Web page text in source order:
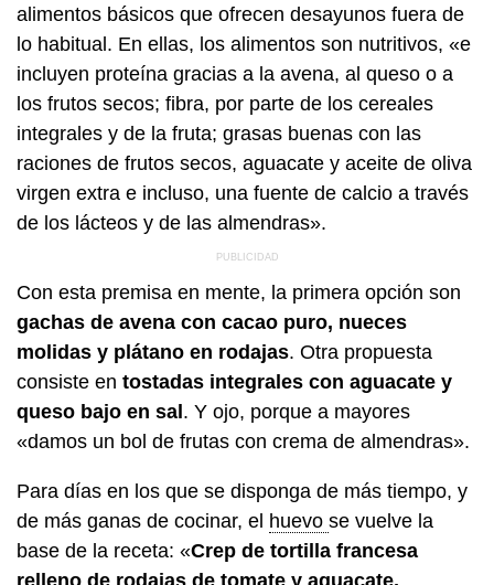
alimentos básicos que ofrecen desayunos fuera de
lo habitual. En ellas, los alimentos son nutritivos, «e
incluyen proteína gracias a la avena, al queso o a
los frutos secos; fibra, por parte de los cereales
integrales y de la fruta; grasas buenas con las
raciones de frutos secos, aguacate y aceite de oliva
virgen extra e incluso, una fuente de calcio a través
de los lácteos y de las almendras».
Con esta premisa en mente, la primera opción son
gachas de avena con cacao puro, nueces
molidas y plátano en rodajas. Otra propuesta
consiste en tostadas integrales con aguacate y
queso bajo en sal. Y ojo, porque a mayores
«damos un bol de frutas con crema de almendras».
Para días en los que se disponga de más tiempo, y
de más ganas de cocinar, el huevo se vuelve la
base de la receta: «Crep de tortilla francesa
relleno de rodajas de tomate y aguacate,